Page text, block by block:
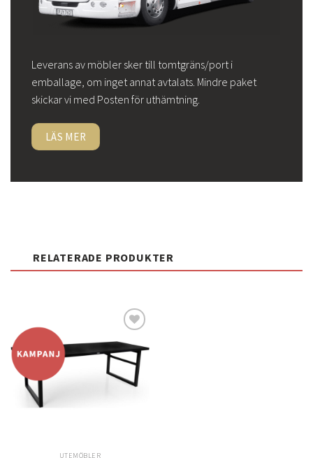
Leverans av möbler sker till tomtgräns/port i
emballage, om inget annat avtalats. Mindre paket
skickar vi med Posten för uthämtning.
LÄS MER
RELATERADE PRODUKTER
Lägg
till i
önskelistan
UTEMÖBLER